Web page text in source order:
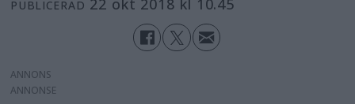
PUBLICERAD 22 okt 2018 kl 10.45
ANNONS